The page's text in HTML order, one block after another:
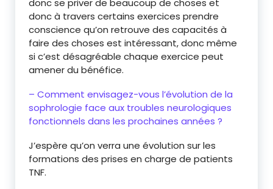
donc se priver de beaucoup de choses et
donc à travers certains exercices prendre
conscience qu’on retrouve des capacités à
faire des choses est intéressant, donc même
si c’est désagréable chaque exercice peut
amener du bénéfice.
– Comment envisagez-vous l’évolution de la
sophrologie face aux troubles neurologiques
fonctionnels dans les prochaines années ?
J’espère qu’on verra une évolution sur les
formations des prises en charge de patients
TNF.